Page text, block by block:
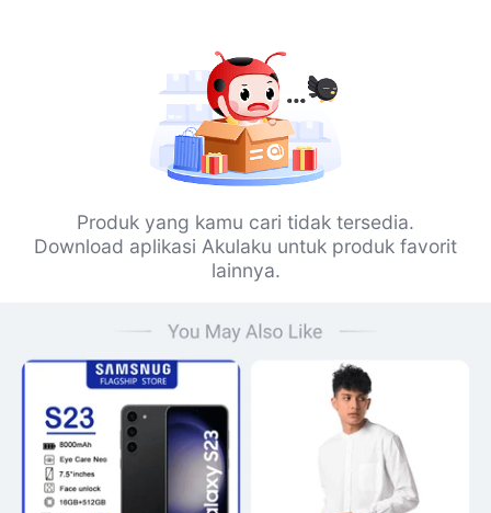
Produk yang kamu cari tidak tersedia.
Download aplikasi Akulaku untuk produk favorit
lainnya.